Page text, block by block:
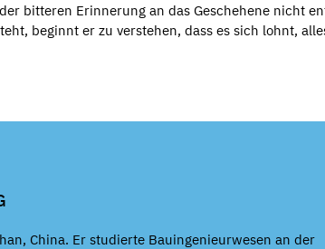
bitteren Erinnerung an das Geschehene nicht
beginnt er zu verstehen, dass es sich lohnt,
China. Er studierte Bauingenieurwesen an der